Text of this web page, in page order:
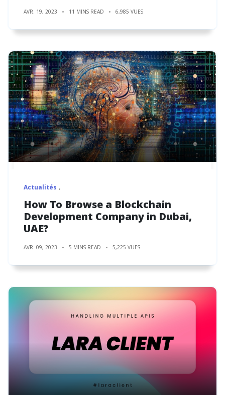
AVR. 19, 2023 11 MINS READ 6,985 VUES
Actualités
How To Browse a Blockchain
Development Company in Dubai,
UAE?
AVR. 09, 2023 5 MINS READ 5,225 VUES